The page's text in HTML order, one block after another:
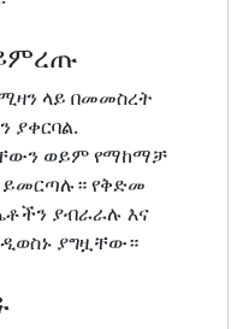
ላይ በመመስረት
ያቀርባል.
ወይም የማከማቻ
የቅድመ
ያብራራሉ እና
ያግዟቸው።